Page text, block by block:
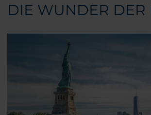
DIE WUNDER DER